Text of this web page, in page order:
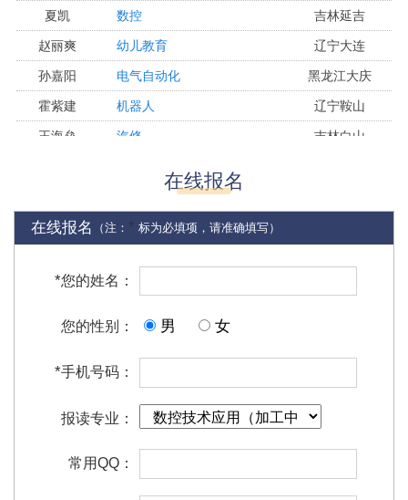
赵丽爽 幼儿教育 辽宁大连
孙嘉阳 电气自动化 黑龙江大庆
霍紫建 机器人 辽宁鞍山
王海垒 汽修 吉林白山
张家伟 数控 辽宁大连
幼儿教育
孙仁伟 计算机应用
王安平 汽修 辽宁阜新
吴越 电气自动化
谷欣怡 计算机应用
李艺涵 幼儿教育 辽宁铁岭
于涛运 酒店管理
在线报名
在线报名 （注： * 标为必填项，请准确填写）
*您的姓名：
您的性别： 男 女
*手机号码：
报读专业：
常用QQ：